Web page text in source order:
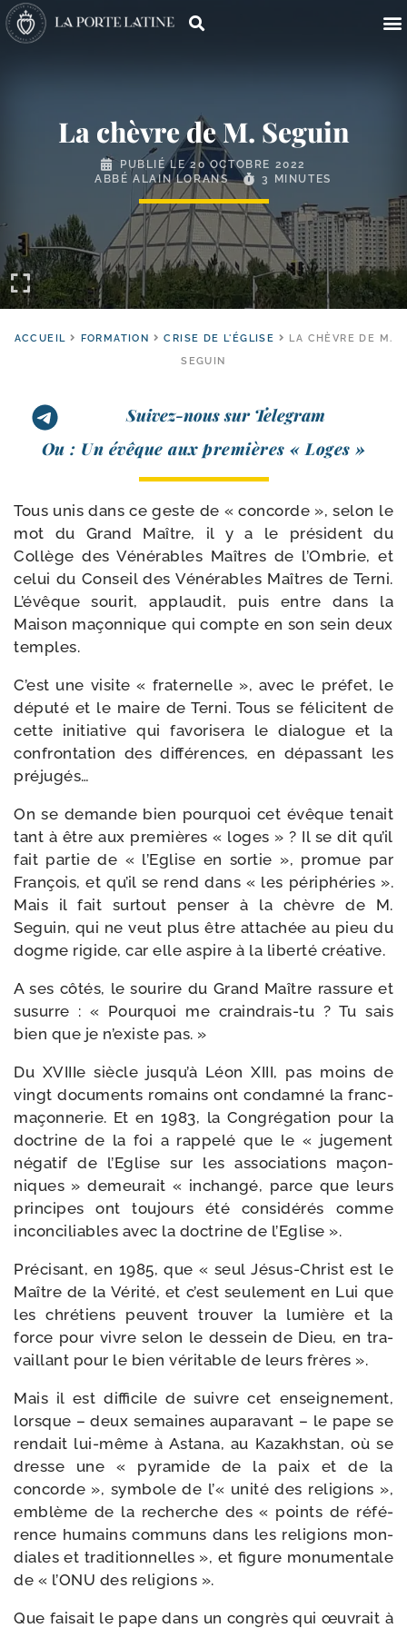
La chèvre de M. Seguin
PUBLIÉ LE20 OCTOBRE 2022
ABBÉ ALAIN LORANS
3 MINUTES
ACCUEIL FORMATION CRISE DE L'ÉGLISE
LA CHÈVRE DE M.
SEGUIN
Suivez-nous sur Telegram
Ou : Un évêque aux pre­mières « Loges »
Tous unis dans ce geste de « concorde », selon le
mot du Grand Maître, il y a le pré­sident du
Collège des Vénérables Maîtres de l’Ombrie, et
celui du Conseil des Vénérables Maîtres de Terni.
L’évêque sou­rit, applau­dit, puis entre dans la
Maison maçon­nique qui compte en son sein deux
temples.
C’est une visite « fra­ter­nelle », avec le pré­fet, le
dépu­té et le maire de Terni. Tous se féli­citent de
cette ini­tia­tive qui favo­ri­se­ra le dia­logue et la
confron­ta­tion des dif­fé­rences, en dépas­sant les
préjugés…
On se demande bien pour­quoi cet évêque tenait
tant à être aux pre­mières « loges » ? Il se dit qu’il
fait par­tie de « l’Eglise en sor­tie », pro­mue par
François, et qu’il se rend dans « les péri­phé­ries ».
Mais il fait sur­tout pen­ser à la chèvre de M.
Seguin, qui ne veut plus être atta­chée au pieu du
dogme rigide, car elle aspire à la liber­té créative.
A ses côtés, le sou­rire du Grand Maître ras­sure et
susurre : « Pourquoi me craindrais-​tu ? Tu sais
bien que je n’existe pas. »
Du XVIIIe siècle jusqu’à Léon XIII, pas moins de
vingt docu­ments romains ont condam­né la franc-​
maçonnerie. Et en 1983, la Congrégation pour la
doc­trine de la foi a rap­pe­lé que le « juge­ment
néga­tif de l’Eglise sur les asso­cia­tions maçon­
niques » demeu­rait « inchan­gé, parce que leurs
prin­cipes ont tou­jours été consi­dé­rés comme
incon­ci­liables avec la doc­trine de l’Eglise ».
Précisant, en 1985, que « seul Jésus-​Christ est le
Maître de la Vérité, et c’est seule­ment en Lui que
les chré­tiens peuvent trou­ver la lumière et la
force pour vivre selon le des­sein de Dieu, en tra­
vaillant pour le bien véri­table de leurs frères ».
Mais il est dif­fi­cile de suivre cet ensei­gne­ment,
lorsque – deux semaines aupa­ra­vant – le pape se
ren­dait lui-​même à Astana, au Kazakhstan, où se
dresse une « pyra­mide de la paix et de la
concorde », sym­bole de l’« uni­té des reli­gions »,
emblème de la recherche des « points de réfé­
rence humains com­muns dans les reli­gions mon­
diales et tra­di­tion­nelles », et figure monu­men­tale
de « l’ONU des religions ».
Que fai­sait le pape dans un congrès qui œuvrait à